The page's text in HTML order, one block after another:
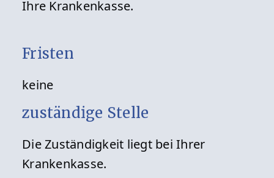
Ihre Krankenkasse.
Fristen
keine
zuständige Stelle
Die Zuständigkeit liegt bei Ihrer
Krankenkasse.